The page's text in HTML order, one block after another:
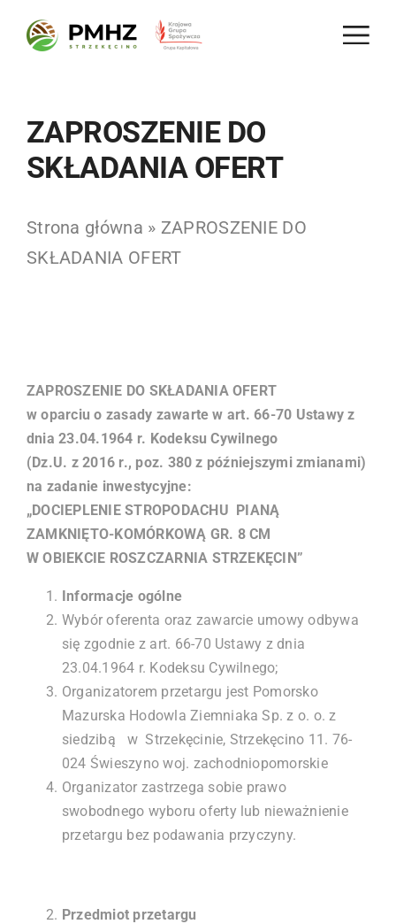
ZAPROSZENIE DO
SKŁADANIA OFERT
Strona główna » ZAPROSZENIE DO
SKŁADANIA OFERT
ZAPROSZENIE DO SKŁADANIA OFERT
w oparciu o zasady zawarte w art. 66-70 Ustawy z
dnia 23.04.1964 r. Kodeksu Cywilnego
(Dz.U. z 2016 r., poz. 380 z późniejszymi zmianami)
na zadanie inwestycyjne:
„DOCIEPLENIE STROPODACHU PIANĄ
ZAMKNIĘTO-KOMÓRKOWĄ GR. 8 CM
W OBIEKCIE ROSZCZARNIA STRZEKĘCIN”
Informacje ogólne
Wybór oferenta oraz zawarcie umowy odbywa
się zgodnie z art. 66-70 Ustawy z dnia
23.04.1964 r. Kodeksu Cywilnego;
Organizatorem przetargu jest Pomorsko
Mazurska Hodowla Ziemniaka Sp. z o. o. z
siedzibą w Strzekęcinie, Strzekęcino 11. 76-
024 Świeszyno woj. zachodniopomorskie
Organizator zastrzega sobie prawo
swobodnego wyboru oferty lub nieważnienie
przetargu bez podawania przyczyny.
Przedmiot przetargu